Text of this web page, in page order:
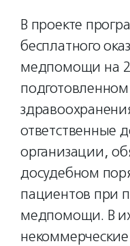
В проекте
бесплатного
медпомощи на
ответственные
организации,
досудебном
пациентов при
медпомощи. В